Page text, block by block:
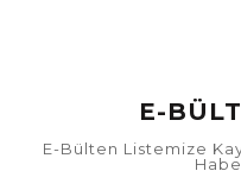
E-
E-Bülten Listemize